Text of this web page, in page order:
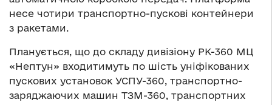
несе чотири транспортно-пускові контейнери
з ракетами.
Планується, що до складу дивізіону РК-360 МЦ
«Нептун» входитимуть по шість уніфікованих
пускових установок УСПУ-360, транспортно-
заряджаючих машин ТЗМ-360, транспортних